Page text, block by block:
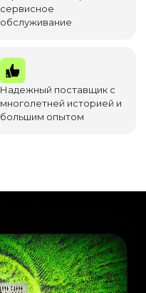
сервисное
обслуживание
Надежный поставщик с
многолетней историей и
большим опытом